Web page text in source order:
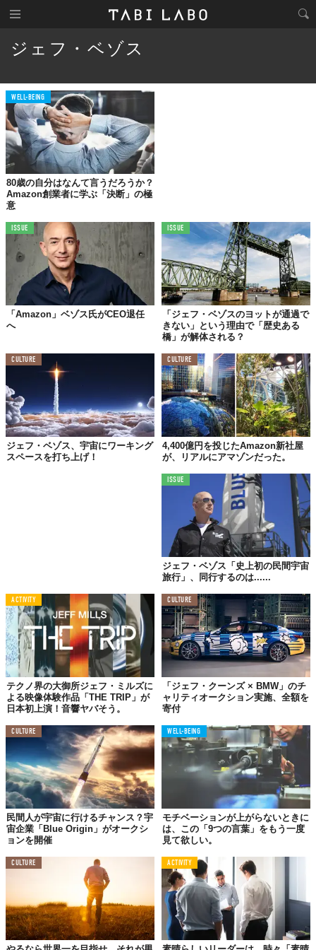
ジェフ・ベゾス
WELL-BEING
80歳の自分はなんて言うだろうか？
Amazon創業者に学ぶ「決断」の極
意
ISSUE
「Amazon」ベゾス氏がCEO退任
へ
ISSUE
「ジェフ・ベゾスのヨットが通過で
きない」という理由で「歴史ある
橋」が解体される？
CULTURE
ジェフ・ベゾス、宇宙にワーキング
スペースを打ち上げ！
CULTURE
4,400億円を投じたAmazon新社屋
が、リアルにアマゾンだった。
ISSUE
ジェフ・ベゾス「史上初の民間宇宙
旅行」、同行するのは......
ACTIVITY
テクノ界の大御所ジェフ・ミルズに
よる映像体験作品「THE TRIP」が
日本初上演！音響ヤバそう。
CULTURE
「ジェフ・クーンズ × BMW」のチ
ャリティオークション実施、全額を
寄付
CULTURE
民間人が宇宙に行けるチャンス？宇
宙企業「Blue Origin」がオークシ
ョンを開催
WELL-BEING
モチベーションが上がらないときに
は、この「9つの言葉」をもう一度
見て欲しい。
CULTURE ACTIVITY